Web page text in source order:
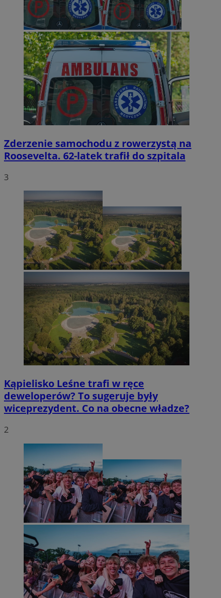
Zderzenie samochodu z rowerzystą na
Roosevelta. 62-latek trafił do szpitala
3
Kąpielisko Leśne trafi w ręce
deweloperów? To sugeruje były
wiceprezydent. Co na obecne władze?
2